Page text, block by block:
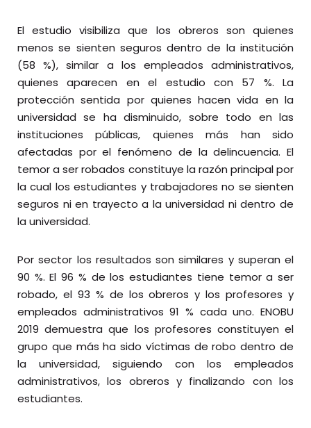
El estudio visibiliza que los obreros son quienes
menos se sienten seguros dentro de la institución
(58 %), similar a los empleados administrativos,
quienes aparecen en el estudio con 57 %. La
protección sentida por quienes hacen vida en la
universidad se ha disminuido, sobre todo en las
instituciones públicas, quienes más han sido
afectadas por el fenómeno de la delincuencia. El
temor a ser robados constituye la razón principal por
la cual los estudiantes y trabajadores no se sienten
seguros ni en trayecto a la universidad ni dentro de
la universidad.
Por sector los resultados son similares y superan el
90 %. El 96 % de los estudiantes tiene temor a ser
robado, el 93 % de los obreros y los profesores y
empleados administrativos 91 % cada uno. ENOBU
2019 demuestra que los profesores constituyen el
grupo que más ha sido víctimas de robo dentro de
la universidad, siguiendo con los empleados
administrativos, los obreros y finalizando con los
estudiantes.